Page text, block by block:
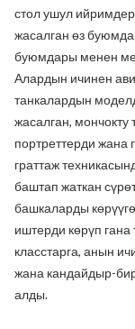
стол ушул
жасалган өз
буюмдары менен
Алардын ичинен
танкалардын
жасалган, мончокту
портреттерди жана
граттаж
баштап жаткан
башкаларды
иштерди көрүп
класстарга, анын
жана кандайдыр-
алды.